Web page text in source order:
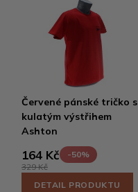
Červené pánské tričko s
kulatým výstřihem
Ashton
164 Kč
-50%
329 Kč
DETAIL PRODUKTU